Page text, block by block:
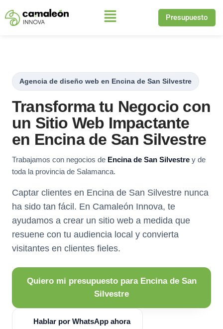
Saltar
Presupuesto
Agencia de diseño web en Encina de San Silvestre
Transforma tu Negocio con
un Sitio Web Impactante
en Encina de San Silvestre
Trabajamos con negocios de Encina de San Silvestre y de
toda la provincia de Salamanca.
Captar clientes en Encina de San Silvestre nunca
ha sido tan fácil. En Camaleón Innova, te
ayudamos a crear un sitio web a medida que
resuene con tu audiencia local y convierta
visitantes en clientes fieles.
Quiero mi presupuesto para Encina de San
Silvestre
Hablar por WhatsApp ahora